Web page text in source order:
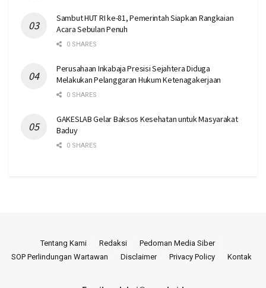
Sambut HUT RI ke-81, Pemerintah Siapkan Rangkaian
Acara Sebulan Penuh
0 SHARES
Perusahaan Inkabaja Presisi Sejahtera Diduga
Melakukan Pelanggaran Hukum Ketenagakerjaan
0 SHARES
GAKESLAB Gelar Baksos Kesehatan untuk Masyarakat
Baduy
0 SHARES
Tentang Kami Redaksi
Pedoman Media Siber
SOP Perlindungan Wartawan
Disclaimer Privacy Policy Kontak